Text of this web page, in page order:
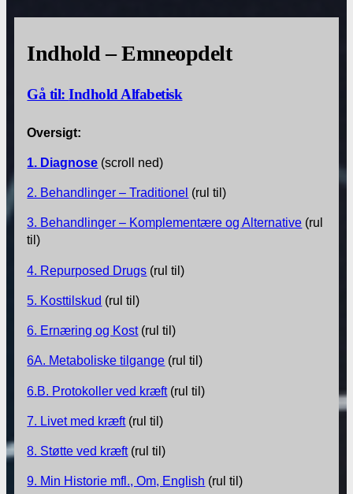
Indhold – Emneopdelt
Gå til:Indhold Alfabetisk
Oversigt:
1. Diagnose (scroll ned)
2. Behandlinger – Traditionel (rul til)
3. Behandlinger – Komplementære og Alternative (rul
til)
4. Repurposed Drugs (rul til)
5. Kosttilskud (rul til)
6. Ernæring og Kost(rul til)
6A. Metaboliske tilgange (rul til)
6.B. Protokoller ved kræft(rul til)
7. Livet med kræft(rul til)
8. Støtte ved kræft(rul til)
9. Min Historie mfl., Om, English (rul til)